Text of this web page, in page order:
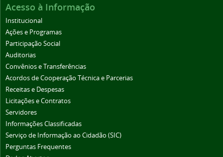
Acesso à Informação
Institucional
Ações e Programas
Participação Social
Auditorias
Convênios e Transferências
Acordos de Cooperação Técnica e Parcerias
Receitas e Despesas
Licitações e Contratos
Servidores
Informações Classificadas
Serviço de Informação ao Cidadão (SIC)
Perguntas Frequentes